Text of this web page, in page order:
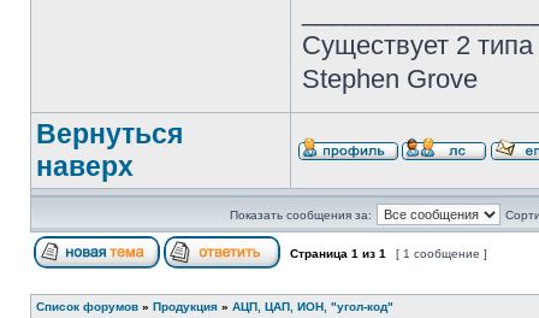
Существует 2
Stephen Grove
Вернуться
наверх
Показать сообщения за:
Страница 1 из 1 [ 1 сообщение ]
Список форумов » Продукция » АЦП, ЦАП, ИОН, "угол-код"